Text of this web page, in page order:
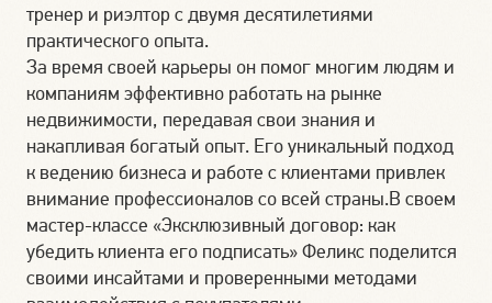
тренер и риэлтор с двумя десятилетиями
практического опыта.
За время своей карьеры он помог многим людям и
компаниям эффективно работать на рынке
недвижимости, передавая свои знания и
накапливая богатый опыт. Его уникальный подход
к ведению бизнеса и работе с клиентами привлек
внимание профессионалов со всей страны.В своем
мастер-классе «Эксклюзивный договор: как
убедить клиента его подписать» Феликс поделится
своими инсайтами и проверенными методами